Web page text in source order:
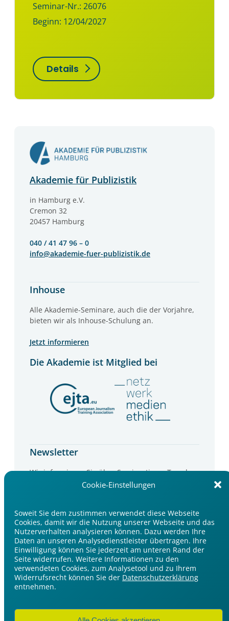
Cookie-Einstellungen
Soweit Sie dem zustimmen verwendet diese Webseite
Cookies, damit wir die Nutzung unserer Webseite und das
Nutzerverhalten analysieren können. Dazu werden Ihre
Daten an unseren Analysedienstleister übertragen. Ihre
Einwilligung können Sie jederzeit am unteren Rand der
Seite widerrufen. Weitere Informationen zu den
verwendeten Cookies, zum Analysetool und zu Ihrem
Widerrufsrecht können Sie der Datenschutzerklärung
entnehmen.
Seminar-Nr.: 26076
Beginn: 12/04/2027
Details
Akademie für Publizistik
in Hamburg e.V.
Cremon 32
20457 Hamburg
040 / 41 47 96 – 0
info@akademie-fuer-publizistik.de
Inhouse
Alle Akademie-Seminare, auch die der Vorjahre,
bieten wir als Inhouse-Schulung an.
Jetzt informieren
Die Akademie ist Mitglied bei
Newsletter
Wir informieren Sie über Seminartipps, Trends
und Events im Medienbereich.
Impressum
Datenschutzerklärung